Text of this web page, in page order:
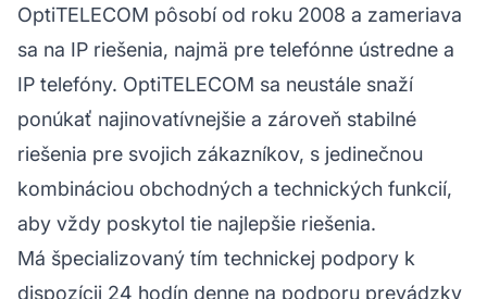
OptiTELECOM pôsobí od roku 2008 a zameriava
sa na IP riešenia, najmä pre telefónne ústredne a
IP telefóny. OptiTELECOM sa neustále snaží
ponúkať najinovatívnejšie a zároveň stabilné
riešenia pre svojich zákazníkov, s jedinečnou
kombináciou obchodných a technických funkcií,
aby vždy poskytol tie najlepšie riešenia.
Má špecializovaný tím technickej podpory k
dispozícii 24 hodín denne na podporu prevádzky